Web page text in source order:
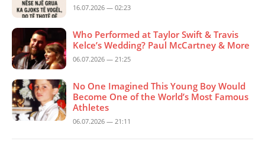
16.07.2026 — 02:23
Who Performed at Taylor Swift & Travis
Kelce’s Wedding? Paul McCartney & More
06.07.2026 — 21:25
No One Imagined This Young Boy Would
Become One of the World’s Most Famous
Athletes
06.07.2026 — 21:11